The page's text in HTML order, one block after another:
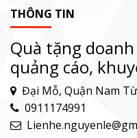
THÔNG TIN
Quà tặng
quảng cáo,
Đại Mỗ, Quận Nam
0911174991